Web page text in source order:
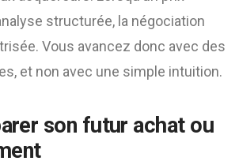
structurée, la négociation
Vous avancez donc avec des
et non avec une simple intuition.
son futur achat ou